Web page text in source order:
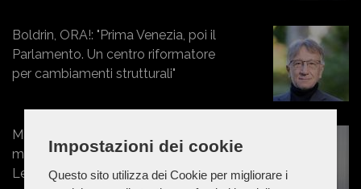
Impostazioni dei cookie
Questo sito utilizza dei Cookie per migliorare i
Boldrin, ORA!: "Prima Venezia, poi il
Parlamento. Un centro riformatore
per cambiamenti strutturali"
Marche - Pasqui: “La sanità
marchigiana cambia solo con i fatti.
Le mie leggi parlano chiaro"